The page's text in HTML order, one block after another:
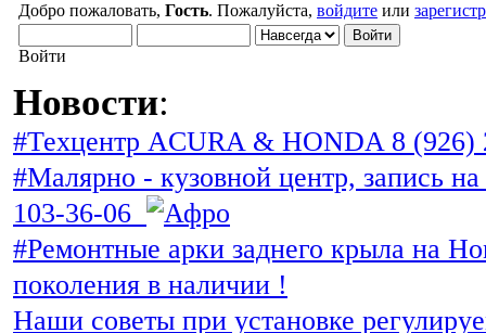
Добро пожаловать, Гость. Пожалуйста, войдите или
Войти
Новости:
#Техцентр ACURA & HONDA 8 (926)
#Малярно - кузовной центр, запись
103-36-06
#Ремонтные арки заднего крыла на
поколения в наличии !
Наши советы при установке